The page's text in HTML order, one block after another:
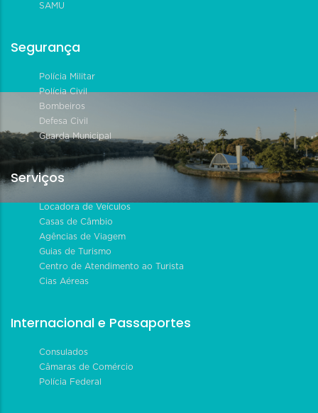
SAMU
Segurança
Polícia Militar
Polícia Civil
Bombeiros
Defesa Civil
Guarda Municipal
Serviços
Locadora de Veículos
Casas de Câmbio
Agências de Viagem
Guias de Turismo
Centro de Atendimento ao Turista
Cias Aéreas
Internacional e Passaportes
Consulados
Câmaras de Comércio
Polícia Federal